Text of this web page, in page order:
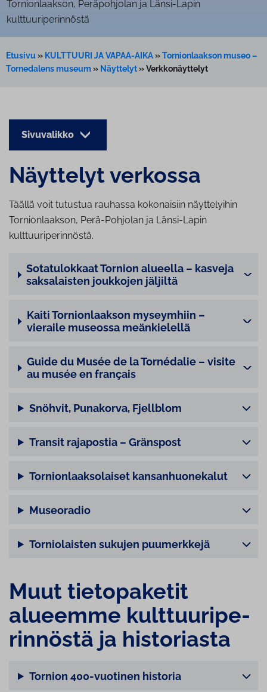
Tornionlaakson, Peräpohjolan ja Länsi-Lapin
kulttuuriperinnöstä
Etusivu » KULTTUURI JA VAPAA-AIKA»Tornionlaakson museo –
Tornedalens museum» Näyttelyt»Verkkonäyttelyt
Sivuvalikko
Näyttelyt verkossa
Täällä voit tutustua rauhassa kokonaisiin näyttelyihin
Tornionlaakson, Perä-Pohjolan ja Länsi-Lapin
kulttuuriperinnöstä.
So­ta­tu­lok­kaat Tornion alueella – kasveja
sak­sa­lais­ten joukkojen jäljiltä
Kaiti Tornionlaakson myseymhiin –
vieraile museossa meänkielellä
Guide du Musée de la Tornédalie – visite
au musée en français
Snöhvit, Punakorva, Fjellblom
Transit rajapostia – Gränspost
Tornionlaaksolaiset kansanhuonekalut
Museoradio
Torniolaisten sukujen puumerkkejä
Muut tie­to­pa­ke­tit
alueemme kult­tuu­ri­pe­
rin­nös­tä ja historiasta
Tornion 400-vuotinen historia